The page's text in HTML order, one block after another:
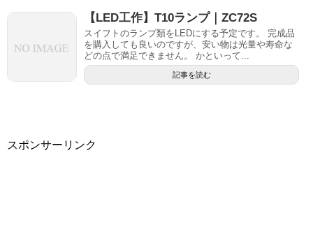
【LED工作】T10ランプ｜ZC72S
スイフトのランプ類をLEDにする予定です。 完成品
を購入しても良いのですが、安い物は光量や寿命な
どの点で満足できません。 かといって...
記事を読む
スポンサーリンク